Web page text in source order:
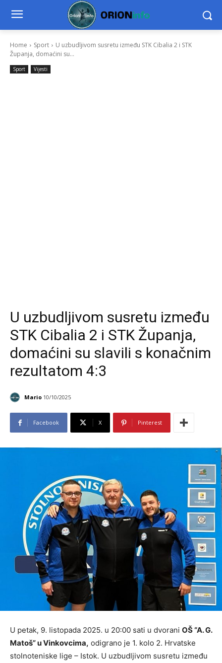
Home Sport
U uzbudljivom susretu između STK Cibalia 2 i STK
Županja, domaćini su...
Sport Vijesti
U uzbudljivom susretu između
STK Cibalia 2 i STK Županja,
domaćini su slavili s konačnim
rezultatom 4:3
Mario 10/10/2025
Facebook X Pinterest
U petak, 9. listopada 2025. u 20:00 sati u dvorani OŠ “A. G.
Matoš” u Vinkovcima, odigrano je 1. kolo 2. Hrvatske
stolnoteniske lige – Istok. U uzbudljivom susretu između